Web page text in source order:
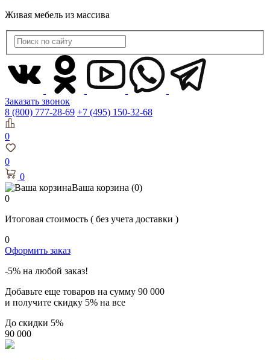
Живая мебель из массива
Заказать звонок
8 (800) 777-28-69 +7 (495) 150-32-68
0
0
0
Ваша корзина (0)
0
Итоговая стоимость ( без учета доставки )
0
Оформить заказ
-5% на любой заказ!
Добавьте еще товаров на сумму 90 000
и получите скидку 5% на все
До скидки 5%
90 000